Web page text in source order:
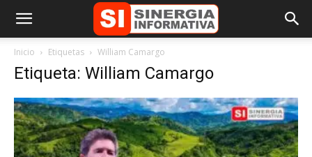
Inicio Etiquetas William Camargo
Etiqueta: William Camargo